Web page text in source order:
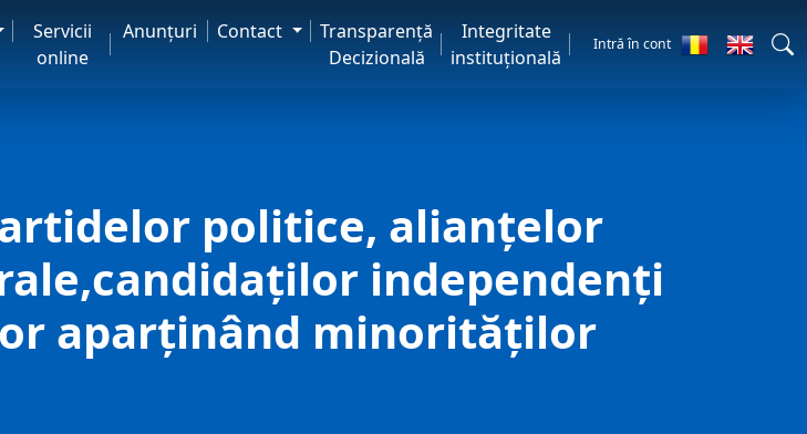
Servicii
online
Anunţuri Contact
Transparență
Decizională
Integritate
instituțională
Intră în cont
politice, alianțelor
independenți
aparținând minorităților